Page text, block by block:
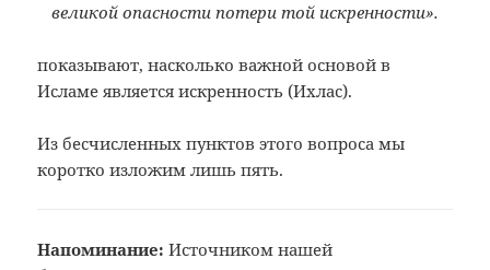
великой опасности потери той искренности».
показывают, насколько важной основой в
Исламе является искренность (Ихлас).
Из бесчисленных пунктов этого вопроса мы
коротко изложим лишь пять.
Напоминание:Источником нашей